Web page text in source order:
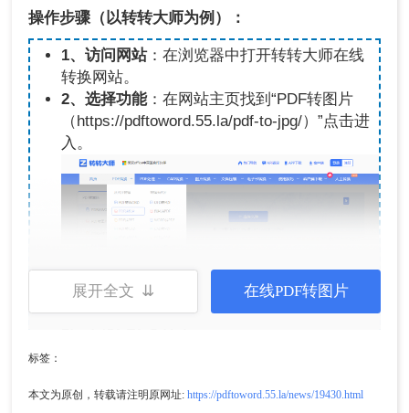
操作步骤（以转转大师为例）：
1、访问网站：在浏览器中打开转转大师在线
转换网站。
2、选择功能：在网站主页找到“PDF转图片
（https://pdftoword.55.la/pdf-to-jpg/） ”点击进
入。
点击“选择文件”按钮，从您的电脑中选择
展开全文 ⇊ 在线PDF转图片
标签：
本文为原创，转载请注明原网址: https://pdftoword.55.la/news/19430.html